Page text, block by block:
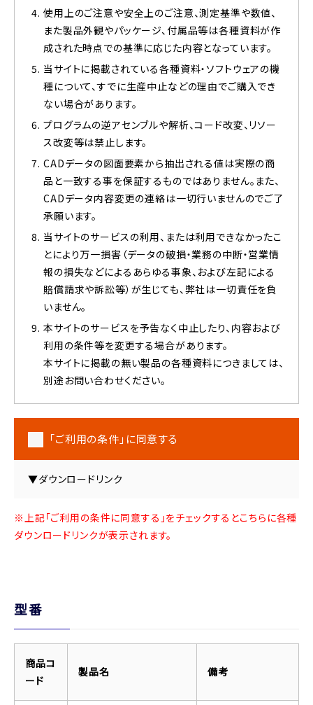
使用上のご注意や安全上のご注意、測定基準や数値、
また製品外観やパッケージ、付属品等は各種資料が作
成された時点での基準に応じた内容となっています。
当サイトに掲載されている各種資料・ソフトウェアの機
種について、すでに生産中止などの理由でご購入でき
ない場合があります。
プログラムの逆アセンブルや解析、コード改変、リソー
ス改変等は禁止します。
CADデータの図面要素から抽出される値は実際の商
品と一致する事を保証するものではありません。また、
CADデータ内容変更の連絡は一切行いませんのでご了
承願います。
当サイトのサービスの利用、または利用できなかったこ
とにより万一損害（データの破損・業務の中断・営業情
報の損失などによるあらゆる事象、および左記による
賠償請求や訴訟等）が生じても、弊社は一切責任を負
いません。
本サイトのサービスを予告なく中止したり、内容および
利用の条件等を変更する場合があります。
本サイトに掲載の無い製品の各種資料につきましては、
別途お問い合わせください。
「ご利用の条件」に同意する
▼ダウンロードリンク
※上記「ご利用の条件に同意する」をチェックするとこちらに各種
ダウンロードリンクが表示されます。
型番
商品コ
ード
製品名 備考